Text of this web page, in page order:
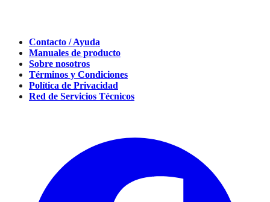
Contacto / Ayuda
Manuales de producto
Sobre nosotros
Términos y Condiciones
Política de Privacidad
Red de Servicios Técnicos